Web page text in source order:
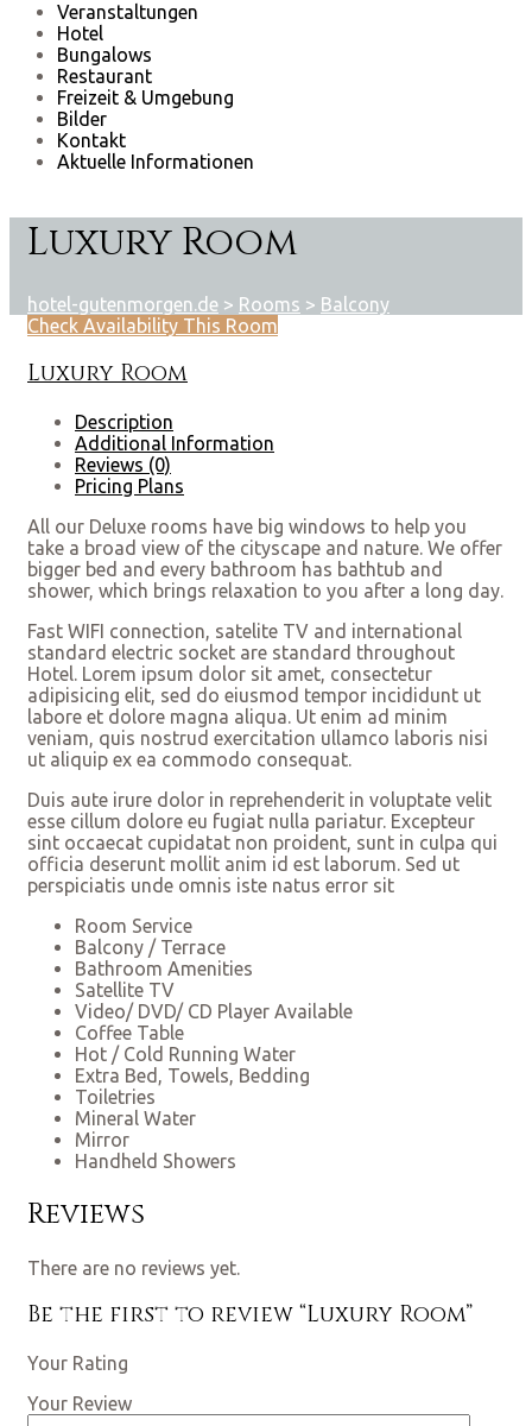
Veranstaltungen
Hotel
Bungalows
Restaurant
Freizeit & Umgebung
Bilder
Kontakt
Aktuelle Informationen
Luxury Room
hotel-gutenmorgen.de > Rooms > Balcony
Check Availability This Room
Luxury Room
Description
Additional Information
Reviews (0)
Pricing Plans
All our Deluxe rooms have big windows to help you
take a broad view of the cityscape and nature. We offer
bigger bed and every bathroom has bathtub and
shower, which brings relaxation to you after a long day.
Fast WIFI connection, satelite TV and international
standard electric socket are standard throughout
Hotel. Lorem ipsum dolor sit amet, consectetur
adipisicing elit, sed do eiusmod tempor incididunt ut
labore et dolore magna aliqua. Ut enim ad minim
veniam, quis nostrud exercitation ullamco laboris nisi
ut aliquip ex ea commodo consequat.
Duis aute irure dolor in reprehenderit in voluptate velit
esse cillum dolore eu fugiat nulla pariatur. Excepteur
sint occaecat cupidatat non proident, sunt in culpa qui
officia deserunt mollit anim id est laborum. Sed ut
perspiciatis unde omnis iste natus error sit
Room Service
Balcony / Terrace
Bathroom Amenities
Satellite TV
Video/ DVD/ CD Player Available
Coffee Table
Hot / Cold Running Water
Extra Bed, Towels, Bedding
Toiletries
Mineral Water
Mirror
Handheld Showers
Reviews
There are no reviews yet.
Be the first to review “Luxury Room”
Your Rating
Your Review